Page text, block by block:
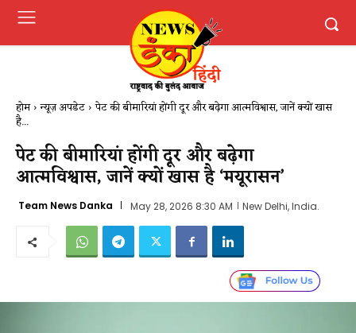
होम न्यूज़ अपडेट पेट की बीमारियां होंगी दूर और बढ़ेगा आत्मविश्वास, जानें क्यों खास
है...
पेट की बीमारियां होंगी दूर और बढ़ेगा
आत्मविश्वास, जानें क्यों खास है ‘मयूरासन’
Team News Danka May 28, 2026 8:30 AM New Delhi, India.